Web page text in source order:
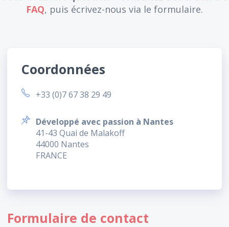
FAQ, puis écrivez-nous via le formulaire.
Coordonnées
+33 (0)7 67 38 29 49
Développé avec passion à Nantes
41-43 Quai de Malakoff
44000 Nantes
FRANCE
Formulaire de contact